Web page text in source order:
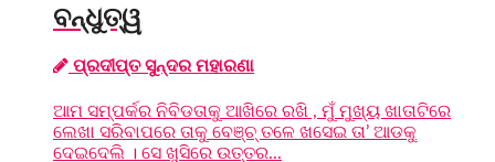
ବନ୍ଧୁତ୍ୱ
ପ୍ରଦୀପ୍ତ ସୁନ୍ଦର ମହାରଣା
ଆମ ସମ୍ପର୍କର ନିବିଡତାକୁ ଆଖିରେ ରଖି , ମୁଁ ମୁଖ୍ୟ ଖାତାଟିରେ
ଲେଖା ସରିବାପରେ ତାକୁ ବେଞ୍ଚ୍ ତଳେ ଖସେଇ ତା’ ଆଡକୁ
ଦେଇଦେଲି । ସେ ଖୁସିରେ ଉତ୍ତର...